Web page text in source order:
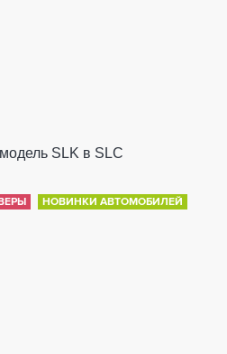
SLK в SLC
НОВИНКИ АВТОМОБИЛЕЙ